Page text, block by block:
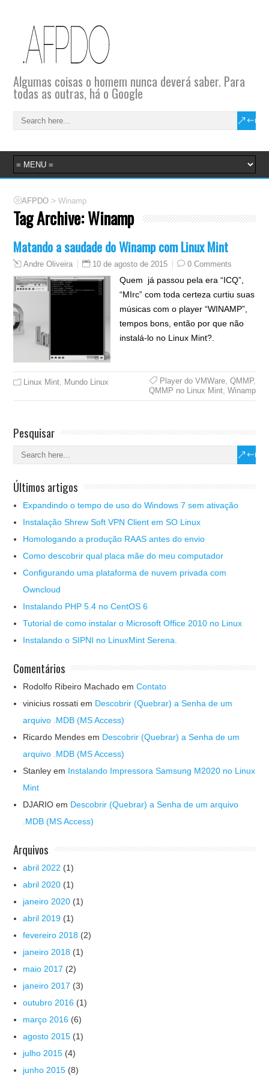
Algumas coisas o homem nunca deverá saber. Para
todas as outras, há o Google
AFPDO >Winamp
Tag Archive:Winamp
Matando a saudade do Winamp com Linux Mint
Andre Oliveira 10 de agosto de 2015 0 Comments
Quem já passou pela era “ICQ”,
“MIrc” com toda certeza curtiu suas
músicas com o player “WINAMP”,
tempos bons, então por que não
instalá-lo no Linux Mint?.
Linux Mint, Mundo Linux Player do VMWare, QMMP,
QMMP no Linux Mint, Winamp
Pesquisar
Últimos artigos
Expandindo o tempo de uso do Windows 7 sem ativação
Instalação Shrew Soft VPN Client em SO Linux
Homologando a produção RAAS antes do envio
Como descobrir qual placa mãe do meu computador
Configurando uma plataforma de nuvem privada com
Owncloud
Instalando PHP 5.4 no CentOS 6
Tutorial de como instalar o Microsoft Office 2010 no Linux
Instalando o SIPNI no LinuxMint Serena.
Comentários
Rodolfo Ribeiro Machado emContato
vinicius rossati em Descobrir (Quebrar) a Senha de um
arquivo .MDB (MS Access)
Ricardo Mendes em Descobrir (Quebrar) a Senha de um
arquivo .MDB (MS Access)
Stanley em Instalando Impressora Samsung M2020 no Linux
Mint
DJARIO em Descobrir (Quebrar) a Senha de um arquivo
.MDB (MS Access)
Arquivos
abril 2022 (1)
abril 2020 (1)
janeiro 2020 (1)
abril 2019 (1)
fevereiro 2018 (2)
janeiro 2018 (1)
maio 2017 (2)
janeiro 2017 (3)
outubro 2016 (1)
março 2016 (6)
agosto 2015 (1)
julho 2015 (4)
junho 2015 (8)